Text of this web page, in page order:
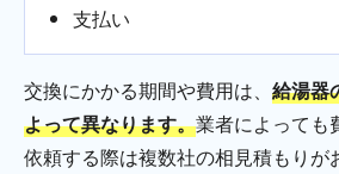
支払い
交換にかかる期間や費用は、 給湯器
よって異なります。業者によっても
依頼する際は複数社の相見積もりが